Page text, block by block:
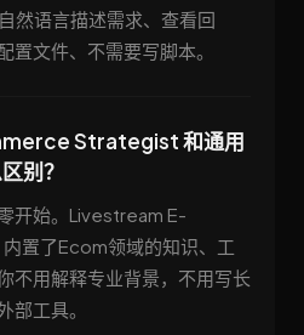
语言描述需求、查看回
置文件、不需要写脚本。
Strategist 和通用
别？
开始。Livestream E-
置了Ecom领域的知识、工
不用解释专业背景，不用写长
部工具。